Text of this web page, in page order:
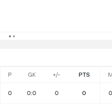
P GK +/- PTS
0 0:0 0 0 0